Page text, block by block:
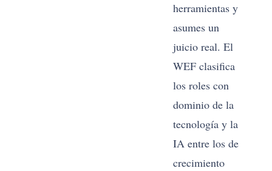
herramientas y
asumes un
juicio real. El
WEF clasifica
los roles con
dominio de la
tecnología y la
IA entre los de
crecimiento